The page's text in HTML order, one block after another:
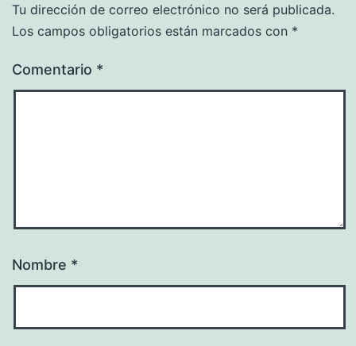
Tu dirección de correo electrónico no será publicada.
Los campos obligatorios están marcados con *
Comentario *
Nombre *